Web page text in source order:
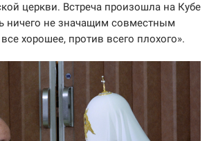
церкви. Встреча произошла на Кубе
ничего не значащим совместным
хорошее, против всего плохого».